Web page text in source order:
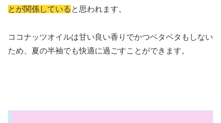
とが関係している と思われます。
ココナッツオイルは甘い良い香りでかつベタベタもしない
ため、夏の半袖でも快適に過ごすことができます。